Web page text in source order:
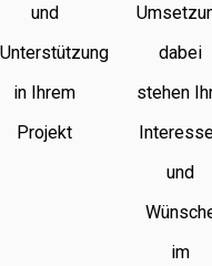
und
Unterstützung
in Ihrem
Projekt
dabei
stehen
und
im